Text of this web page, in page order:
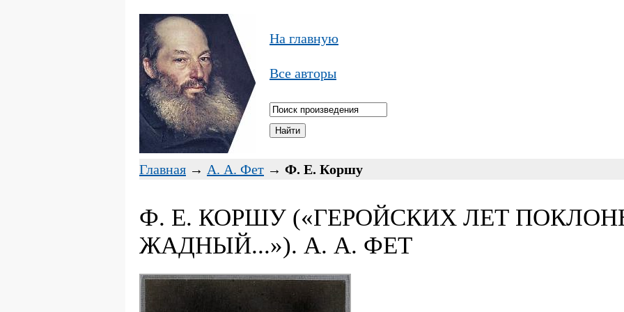
На главную
Все авторы
Главная → А. А. Фет → Ф. Е. Коршу
Ф. Е. КОРШУ («ГЕРОЙСКИХ ЛЕТ
ЖАДНЫЙ...»). А. А. ФЕТ